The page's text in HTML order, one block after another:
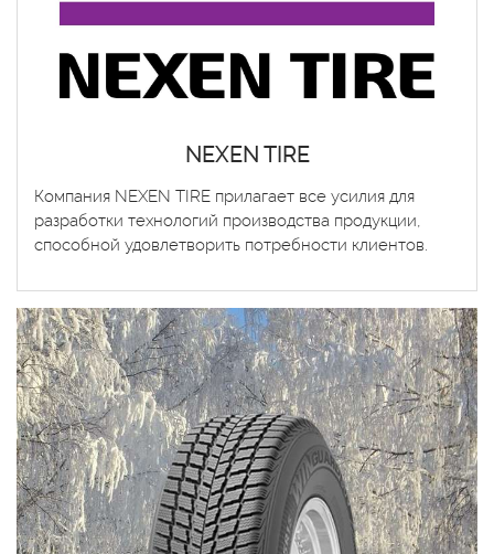
NEXEN TIRE
Компания NEXEN TIRE прилагает все усилия для
разработки технологий производства продукции,
способной удовлетворить потребности клиентов.